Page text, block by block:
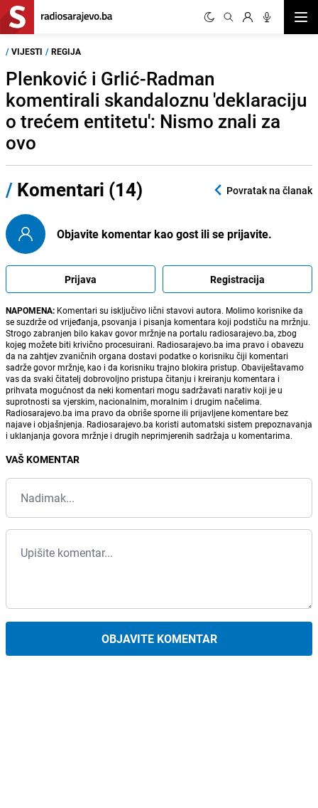
/ VIJESTI / REGIJA
Plenković i Grlić-Radman
komentirali skandaloznu 'deklaraciju
o trećem entitetu': Nismo znali za
ovo
/ Komentari (14) Povratak na članak
Objavite komentar kao gost ili se prijavite.
Prijava Registracija
NAPOMENA: Komentari su isključivo lični stavovi autora. Molimo korisnike da
se suzdrže od vrijeđanja, psovanja i pisanja komentara koji podstiču na mržnju.
Strogo zabranjen bilo kakav govor mržnje na portalu radiosarajevo.ba, zbog
kojeg možete biti krivično procesuirani. Radiosarajevo.ba ima pravo i obavezu
da na zahtjev zvaničnih organa dostavi podatke o korisniku čiji komentari
sadrže govor mržnje, kao i da korisniku trajno blokira pristup. Obaviještavamo
vas da svaki čitatelj dobrovoljno pristupa čitanju i kreiranju komentara i
prihvata mogućnost da neki komentari mogu sadržavati narativ koji je u
suprotnosti sa vjerskim, nacionalnim, moralnim i drugim načelima.
Radiosarajevo.ba ima pravo da obriše sporne ili prijavljene komentare bez
najave i objašnjenja. Radiosarajevo.ba koristi automatski sistem prepoznavanja
i uklanjanja govora mržnje i drugih neprimjerenih sadržaja u komentarima.
VAŠ KOMENTAR
OBJAVITE KOMENTAR